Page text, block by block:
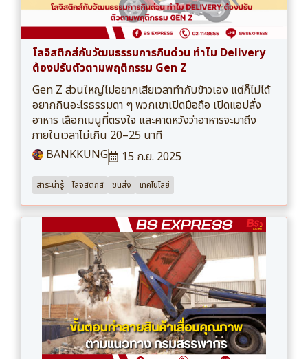
โลจิสติกส์กับวัฒนธรรมการกินด่วน ทำไม Delivery
ต้องปรับตัวตามพฤติกรรม Gen Z
Gen Z ส่วนใหญ่ไม่อยากเสียเวลาทำกับข้าวเอง แต่ก็ไม่ได้
อยากกินอะไรธรรมดา ๆ พวกเขาเปิดมือถือ เปิดแอปสั่ง
อาหาร เลือกเมนูที่ตรงใจ และคาดหวังว่าอาหารจะมาถึง
ภายในเวลาไม่เกิน 20–25 นาที
BANKKUNG
15 ก.ย. 2025
สาระน่ารู้ โลจิสติกส์ ขนส่ง เทคโนโลยี